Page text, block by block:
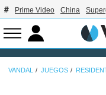
Prime Video China
VANDAL JUEGOS